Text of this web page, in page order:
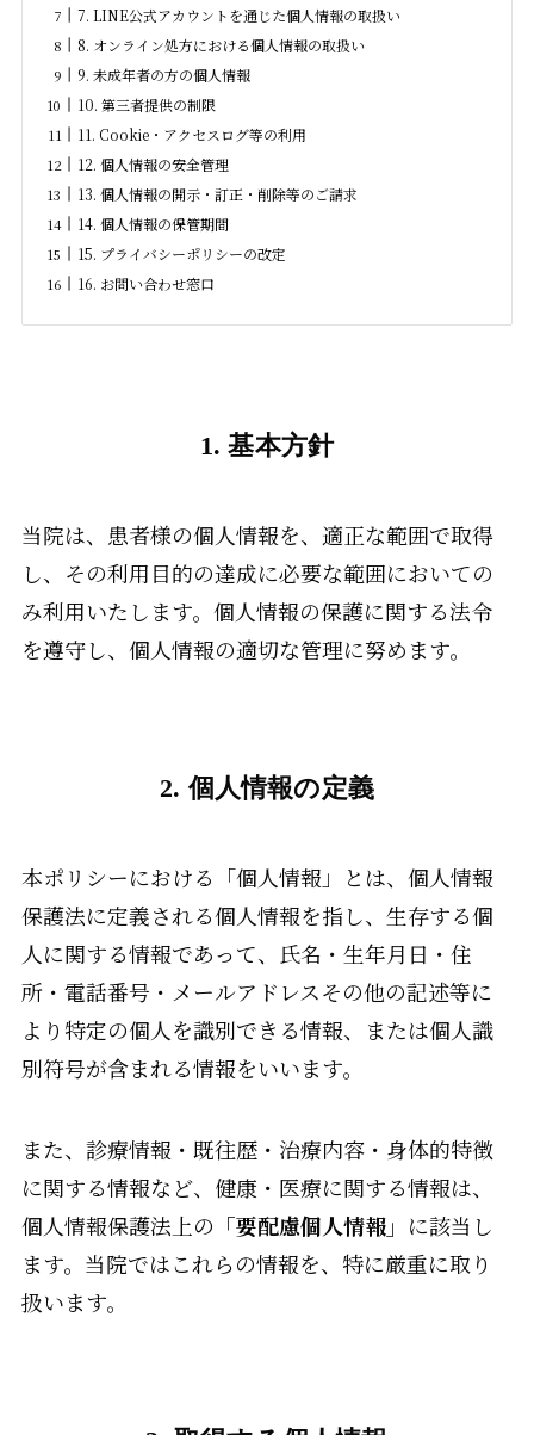
7. LINE公式アカウントを通じた個人情報の取扱い
8. オンライン処方における個人情報の取扱い
9. 未成年者の方の個人情報
10. 第三者提供の制限
11. Cookie・アクセスログ等の利用
12. 個人情報の安全管理
13. 個人情報の開示・訂正・削除等のご請求
14. 個人情報の保管期間
15. プライバシーポリシーの改定
16. お問い合わせ窓口
1. 基本方針
当院は、患者様の個人情報を、適正な範囲で取得
し、その利用目的の達成に必要な範囲においての
み利用いたします。個人情報の保護に関する法令
を遵守し、個人情報の適切な管理に努めます。
2. 個人情報の定義
本ポリシーにおける「個人情報」とは、個人情報
保護法に定義される個人情報を指し、生存する個
人に関する情報であって、氏名・生年月日・住
所・電話番号・メールアドレスその他の記述等に
より特定の個人を識別できる情報、または個人識
別符号が含まれる情報をいいます。
また、診療情報・既往歴・治療内容・身体的特徴
に関する情報など、健康・医療に関する情報は、
個人情報保護法上の 「要配慮個人情報」 に該当し
ます。当院ではこれらの情報を、特に厳重に取り
扱います。